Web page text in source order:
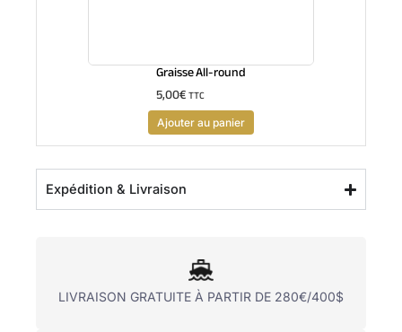
Graisse All-round
5,00€TTC
Ajouter au panier
Expédition & Livraison
LIVRAISON GRATUITE À PARTIR DE 280€/400$